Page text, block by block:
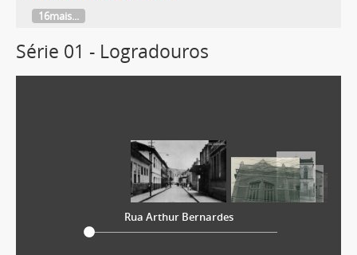
16mais...
Série 01 - Logradouros
Rua Arthur Bernardes